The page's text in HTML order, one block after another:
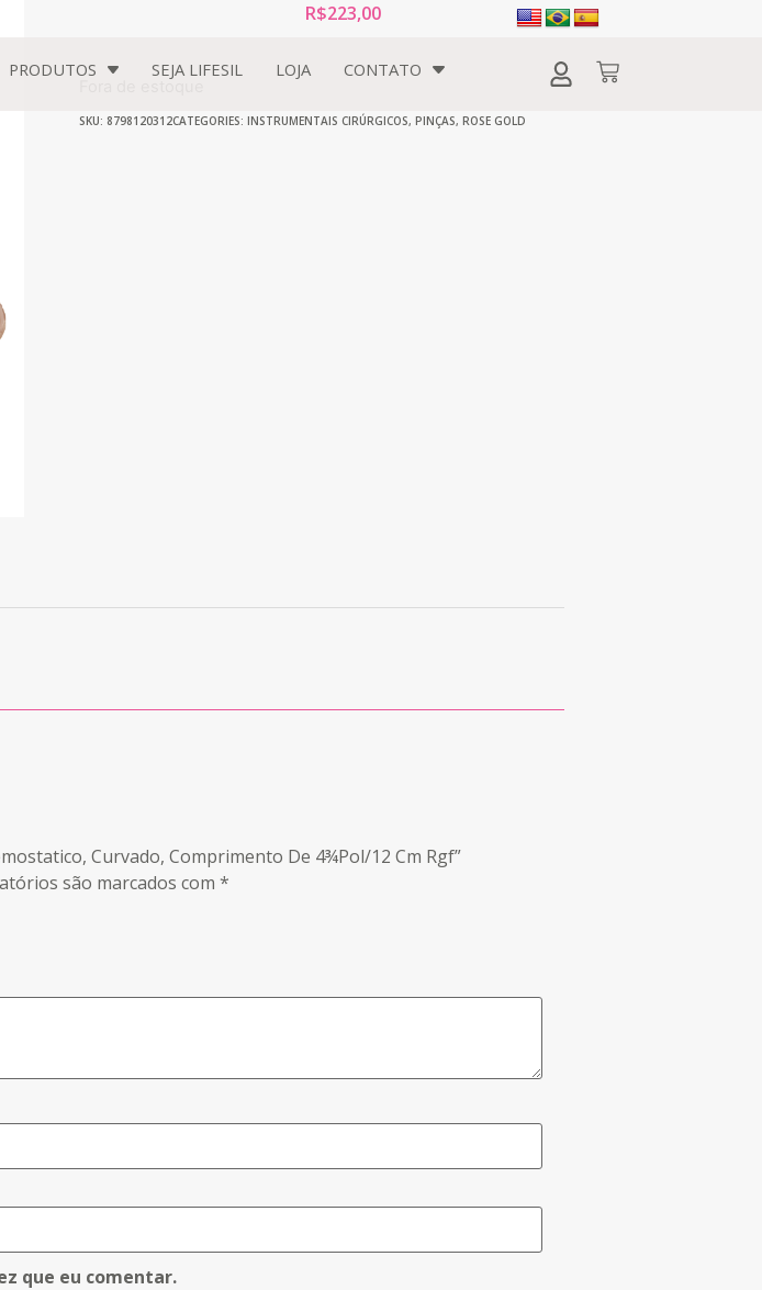
PRODUTOS SEJA LIFESIL LOJA CONTATO
R$223,00
SKU: 8798120312CATEGORIES: INSTRUMENTAIS CIRÚRGICOS, PINÇAS, ROSE GOLD
Curvado, Comprimento De 4¾Pol/12 Cm Rgf”
são marcados com *
que eu comentar.